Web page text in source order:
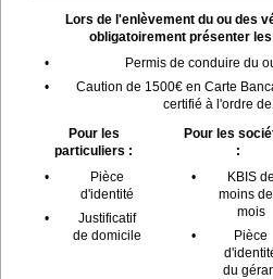
Lors de l'enlèvement du ou des
obligatoirement présenter
•
Permis de conduire du
•
Caution de 1500€ en Carte
certifié à l'ordre
Pour les
particuliers :
•
Pièce
d'identité
•
Justificatif
de domicile
Pour les
:
•
KBIS de
moins
mois
•
Pièce
du